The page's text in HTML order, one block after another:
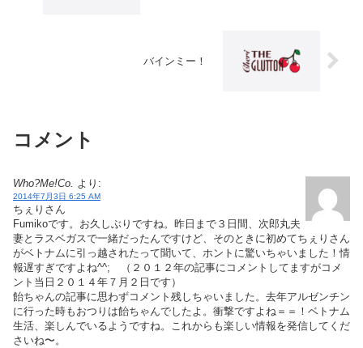
バインミー！
コメント
Who?Me!Co. より:
2014年7月3日 6:25 AM
ちぇりさん
Fumikoです。お久しぶりですね。昨日まで３日間、次郎丸夫
妻とラスベガスで一緒だったんですけど、そのときに初めてちぇりさん
がベトナムに引っ越されたって聞いて、ホントに驚いちゃいました！情
報遅すぎですよね^^; （２０１２年の記事にコメントしてますがコメ
ント当日２０１４年７月２日です）
飴ちゃんの記事に思わずコメント残しちゃいました。去年アルゼンチン
に行った時もおつりは飴ちゃんでしたよ。衝撃ですよね＝＝！ベトナム
生活、楽しんでいるようですね。これからも楽しい情報を発信してくだ
さいね〜。